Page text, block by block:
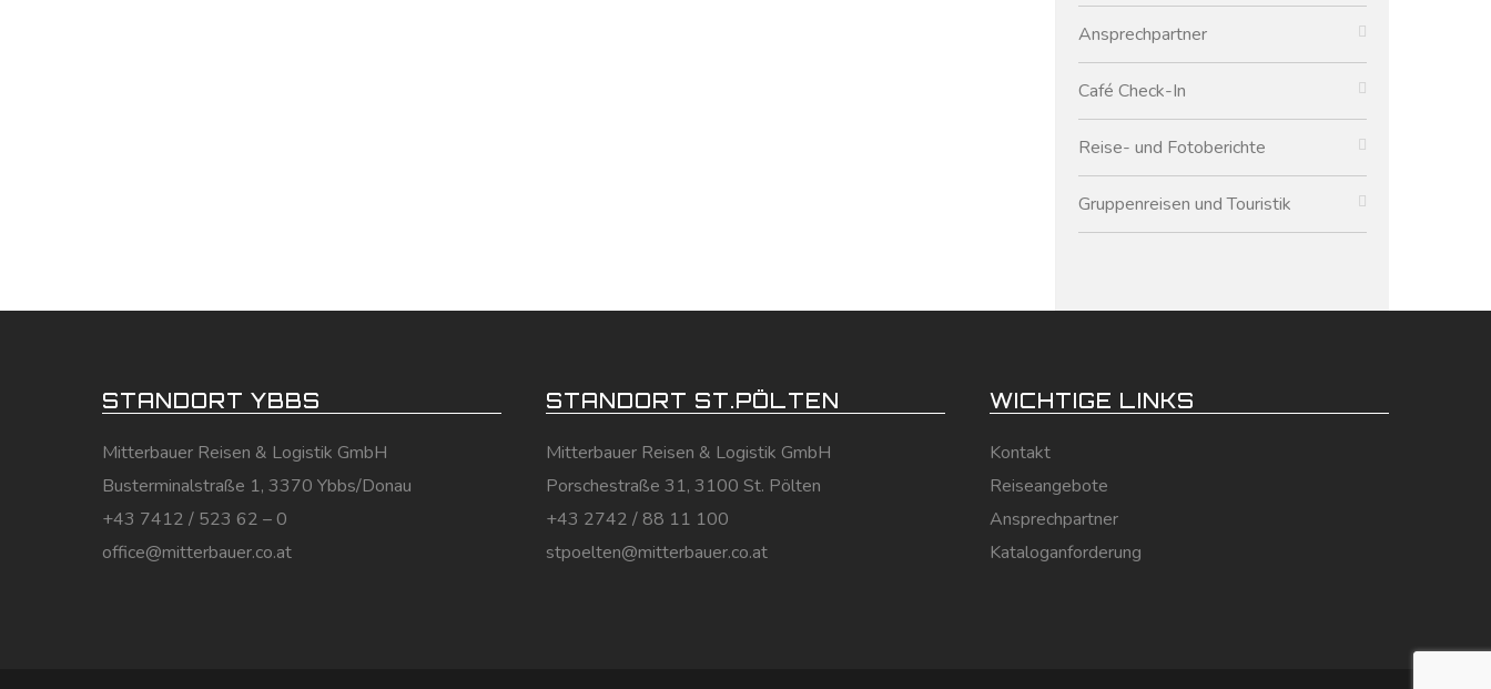
Ansprechpartner
Café Check-In
Reise- und Fotoberichte
Gruppenreisen und Touristik
STANDORT YBBS
Mitterbauer Reisen & Logistik GmbH
Busterminalstraße 1, 3370 Ybbs/Donau
+43 7412 / 523 62 – 0
office@mitterbauer.co.at
STANDORT ST.PÖLTEN
Mitterbauer Reisen & Logistik GmbH
Porschestraße 31, 3100 St. Pölten
+43 2742 / 88 11 100
stpoelten@mitterbauer.co.at
WICHTIGE LINKS
Kontakt
Reiseangebote
Ansprechpartner
Kataloganforderung